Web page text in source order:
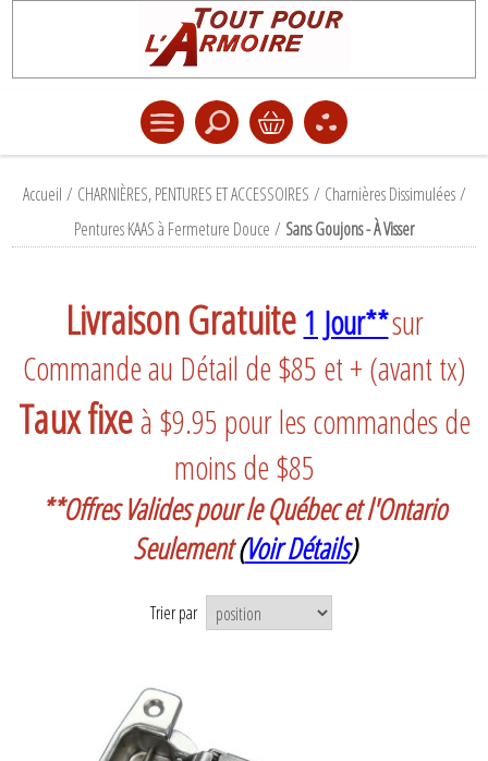
Accueil / CHARNIÈRES, PENTURES ET ACCESSOIRES / Charnières Dissimulées /
Pentures KAAS à Fermeture Douce / Sans Goujons - À Visser
Livraison Gratuite 1 Jour**sur
Commande au Détail de $85 et + (avant tx)
Taux fixeà $9.95 pour les commandes de
moins de $85
**Offres Valides pour le Québec et l'Ontario
Seulement(Voir Détails)
Trier par